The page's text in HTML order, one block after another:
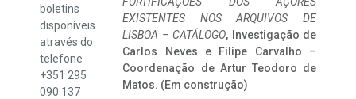
boletins
disponíveis
através do
telefone
+351 295
090 137
EXISTENTES NOS ARQUIVOS DE
LISBOA – CATÁLOGO, Investigação de
Carlos Neves e Filipe Carvalho –
Coordenação de Artur Teodoro de
Matos. (Em construção)